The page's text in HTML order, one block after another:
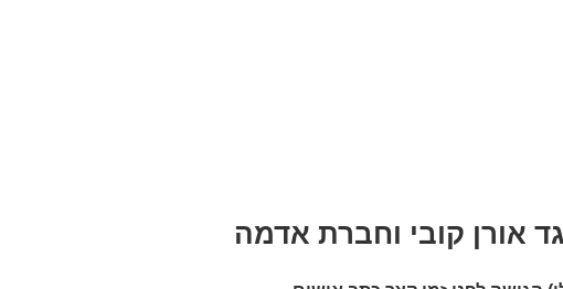
אורן קובי וחברת אדמה